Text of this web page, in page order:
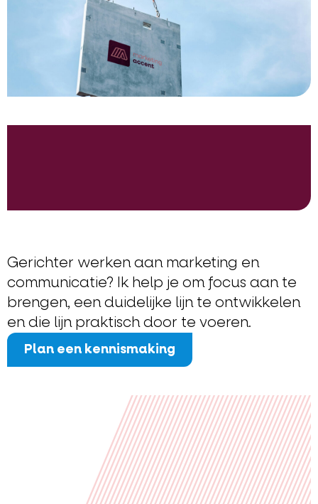
Gerichter werken aan marketing en
communicatie? Ik help je om focus aan te
brengen, een duidelijke lijn te ontwikkelen
en die lijn praktisch door te voeren.
Plan een kennismaking